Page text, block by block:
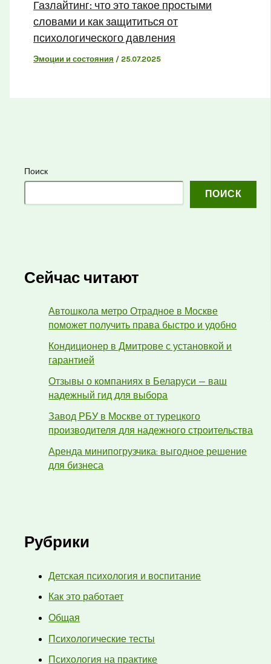
Поиск
ПОИСК
Сейчас читают
Автошкола метро Отрадное в Москве
поможет получить права быстро и удобно
Кондиционер в Дмитрове с установкой и
гарантией
Отзывы о компаниях в Беларуси — ваш
надежный гид для выбора
Завод РБУ в Москве от турецкого
производителя для надежного строительства
Аренда минипогрузчика: выгодное решение
для бизнеса
Рубрики
Детская психология и воспитание
Как это работает
Общая
Психологические тесты
Психология на практике
Газлайтинг: что это такое простыми
словами и как защититься от
психологического давления
Эмоции и состояния /25.07.2025